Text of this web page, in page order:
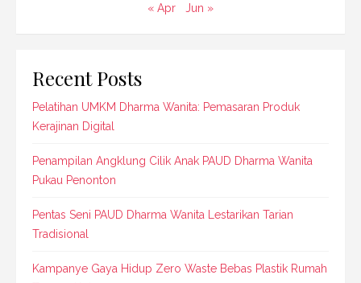
« Apr Jun »
Recent Posts
Pelatihan UMKM Dharma Wanita: Pemasaran Produk
Kerajinan Digital
Penampilan Angklung Cilik Anak PAUD Dharma Wanita
Pukau Penonton
Pentas Seni PAUD Dharma Wanita Lestarikan Tarian
Tradisional
Kampanye Gaya Hidup Zero Waste Bebas Plastik Rumah